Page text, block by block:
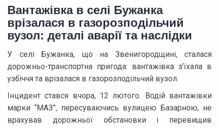
Вантажівка в селі Бужанка
врізалася в газорозподільчий
вузол: деталі аварії та наслідки
У селі Бужанка, що на Звенигородщині, сталася
дорожньо-транспортна пригода: вантажівка з’їхала в
узбіччя та врізалася в газорозподільчий вузол.
Інцидент стався вчора, 12 лютого. Водій вантажівки
марки “МАЗ”, пересуваючись вулицею Базарною, не
врахував дорожньої обстановки і перевищив